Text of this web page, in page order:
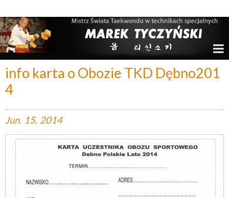
info karta o Obozie TKD Dębno201
4
Jun. 15, 2014